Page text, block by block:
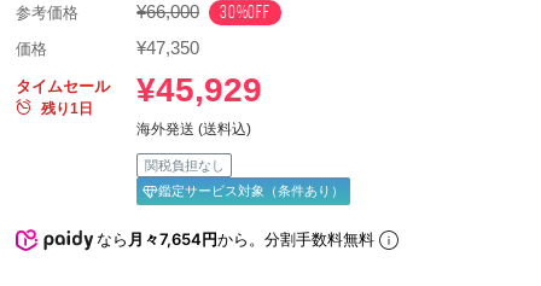
参考価格 ¥66,000 30%OFF
価格 ¥47,350
タイムセール
残り1日
¥45,929
海外発送 (送料込)
関税負担なし
鑑定サービス対象（条件あり）
なら月々7,654円から。分割手数料無料